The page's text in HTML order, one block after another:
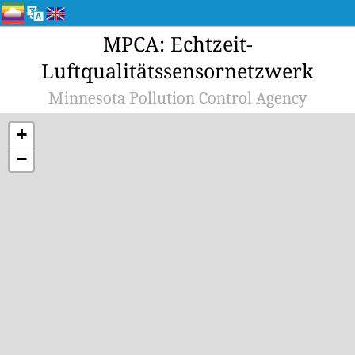
MPCA: Echtzeit-
Luftqualitätssensornetzwerk
Minnesota Pollution Control Agency
+
−